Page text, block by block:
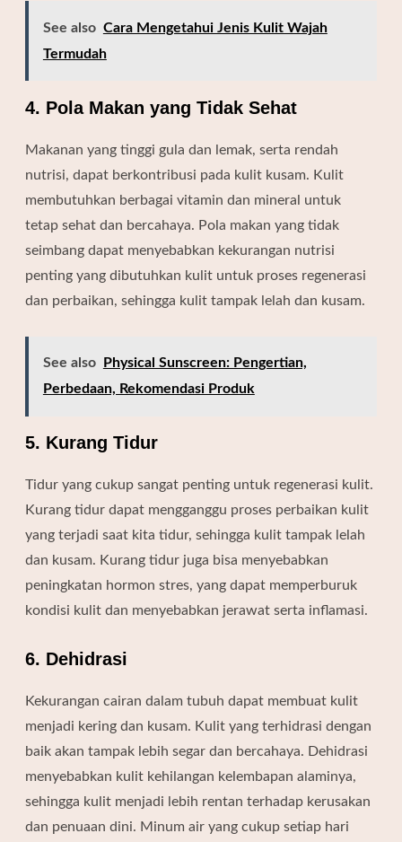
See also Cara Mengetahui Jenis Kulit Wajah
Termudah
4. Pola Makan yang Tidak Sehat
Makanan yang tinggi gula dan lemak, serta rendah
nutrisi, dapat berkontribusi pada kulit kusam. Kulit
membutuhkan berbagai vitamin dan mineral untuk
tetap sehat dan bercahaya. Pola makan yang tidak
seimbang dapat menyebabkan kekurangan nutrisi
penting yang dibutuhkan kulit untuk proses regenerasi
dan perbaikan, sehingga kulit tampak lelah dan kusam.
See also
Physical Sunscreen: Pengertian,
Perbedaan, Rekomendasi Produk
5. Kurang Tidur
Tidur yang cukup sangat penting untuk regenerasi kulit.
Kurang tidur dapat mengganggu proses perbaikan kulit
yang terjadi saat kita tidur, sehingga kulit tampak lelah
dan kusam. Kurang tidur juga bisa menyebabkan
peningkatan hormon stres, yang dapat memperburuk
kondisi kulit dan menyebabkan jerawat serta inflamasi.
6. Dehidrasi
Kekurangan cairan dalam tubuh dapat membuat kulit
menjadi kering dan kusam. Kulit yang terhidrasi dengan
baik akan tampak lebih segar dan bercahaya. Dehidrasi
menyebabkan kulit kehilangan kelembapan alaminya,
sehingga kulit menjadi lebih rentan terhadap kerusakan
dan penuaan dini. Minum air yang cukup setiap hari